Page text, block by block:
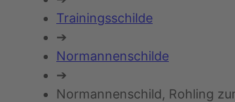
Trainingsschilde
➔
Normannenschilde
➔
Normannenschild, Rohling